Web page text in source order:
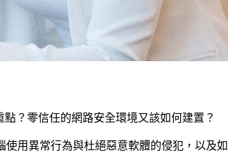
？零信任的網路安全環境又該如何建置？
使用異常行為與杜絕惡意軟體的侵犯，以及